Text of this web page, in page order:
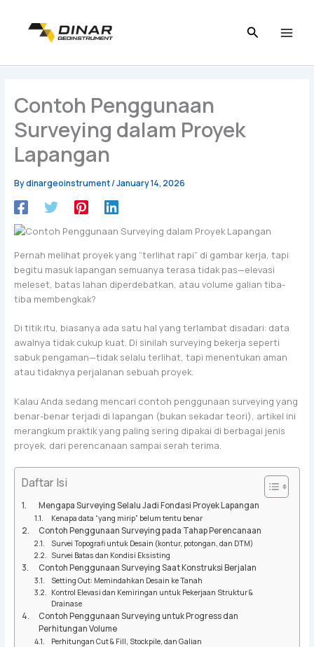
Contoh Penggunaan
Surveying dalam Proyek
Lapangan
Bydinargeoinstrument/January 14, 2026
Pernah melihat proyek yang “terlihat rapi” di gambar kerja, tapi
begitu masuk lapangan semuanya terasa tidak pas—elevasi
meleset, batas lahan diperdebatkan, atau volume galian tiba-
tiba membengkak?
Di titik itu, biasanya ada satu hal yang terlambat disadari: data
awalnya tidak cukup kuat. Di sinilah surveying bekerja seperti
sabuk pengaman—tidak selalu terlihat, tapi menentukan aman
atau tidaknya perjalanan sebuah proyek.
Kalau Anda sedang mencari contoh penggunaan surveying yang
benar-benar terjadi di lapangan (bukan sekadar teori), artikel ini
merangkum praktik yang paling sering dipakai di berbagai jenis
proyek, dari perencanaan sampai serah terima.
Daftar Isi
Mengapa Surveying Selalu Jadi Fondasi Proyek Lapangan
Kenapa data “yang mirip” belum tentu benar
Contoh Penggunaan Surveying pada Tahap Perencanaan
Survei Topografi untuk Desain (kontur, potongan, dan DTM)
Survei Batas dan Kondisi Eksisting
Contoh Penggunaan Surveying Saat Konstruksi Berjalan
Setting Out: Memindahkan Desain ke Tanah
Kontrol Elevasi dan Kemiringan untuk Pekerjaan Struktur &
Drainase
Contoh Penggunaan Surveying untuk Progress dan
Perhitungan Volume
Perhitungan Cut & Fill, Stockpile, dan Galian